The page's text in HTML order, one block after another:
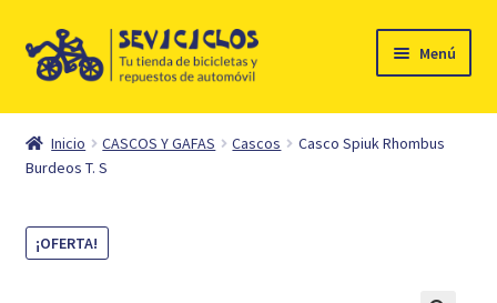
Ir
Ir
al
Menú
Inicio
Ciclismo
Automóvil
Inicio CASCOS Y GAFAS Cascos
Casco Spiuk Rhombus
Burdeos T. S
¡OFERTA!